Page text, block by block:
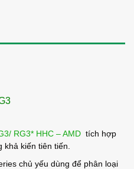
RG3* HHC – AMDtích hợp
khả kiến ​​tiên tiến.
chủ yếu dùng để phân loại